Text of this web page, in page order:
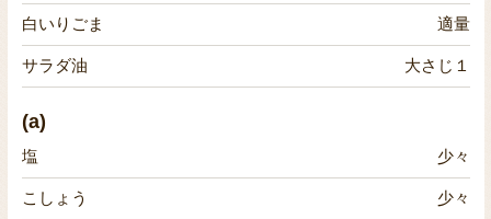
白いりごま 適量
サラダ油 大さじ１
(a)
塩 少々
こしょう 少々